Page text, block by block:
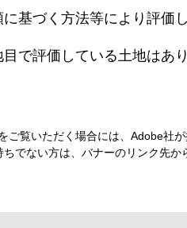
基づく方法等により評価し
で評価している土地はあり
ご覧いただく場合には、Adobe社
でない方は、バナーのリンク先か